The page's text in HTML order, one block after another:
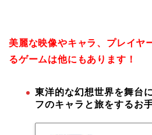
美麗な映像やキャラ、プレイヤ
るゲームは他にもあります！
東洋的な幻想世界を舞台
フのキャラと旅をするお